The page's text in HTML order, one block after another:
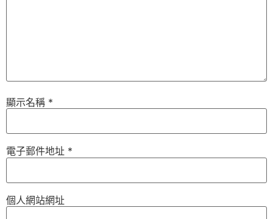
顯示名稱 *
電子郵件地址 *
個人網站網址